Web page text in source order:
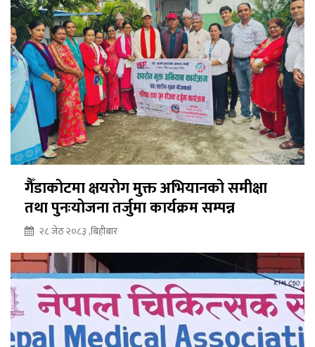
गैँडाकोटमा क्षयरोग मुक्त अभियानको समीक्षा
तथा पुनःयोजना तर्जुमा कार्यक्रम सम्पन्न
२८ जेठ २०८३ ,बिहीबार